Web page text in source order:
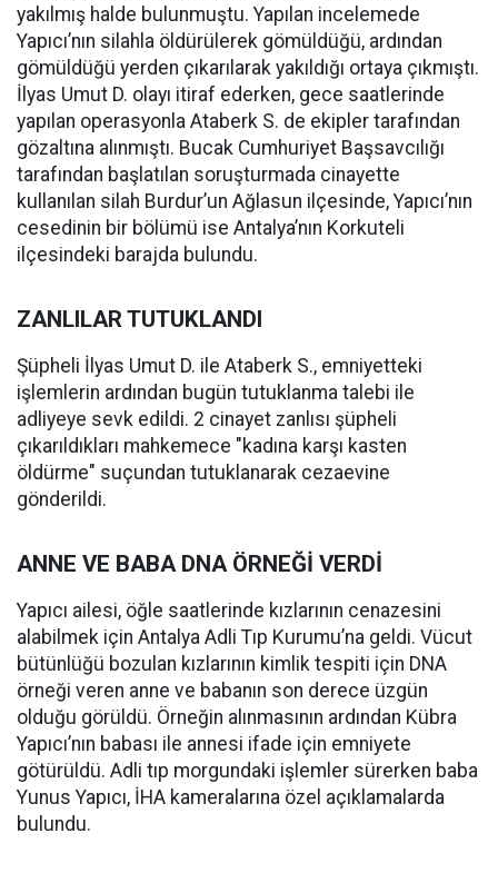
yakılmış halde bulunmuştu. Yapılan incelemede
Yapıcı’nın silahla öldürülerek gömüldüğü, ardından
gömüldüğü yerden çıkarılarak yakıldığı ortaya çıkmıştı.
İlyas Umut D. olayı itiraf ederken, gece saatlerinde
yapılan operasyonla Ataberk S. de ekipler tarafından
gözaltına alınmıştı. Bucak Cumhuriyet Başsavcılığı
tarafından başlatılan soruşturmada cinayette
kullanılan silah Burdur’un Ağlasun ilçesinde, Yapıcı’nın
cesedinin bir bölümü ise Antalya’nın Korkuteli
ilçesindeki barajda bulundu.
ZANLILAR TUTUKLANDI
Şüpheli İlyas Umut D. ile Ataberk S., emniyetteki
işlemlerin ardından bugün tutuklanma talebi ile
adliyeye sevk edildi. 2 cinayet zanlısı şüpheli
çıkarıldıkları mahkemece "kadına karşı kasten
öldürme" suçundan tutuklanarak cezaevine
gönderildi.
ANNE VE BABA DNA ÖRNEĞİ VERDİ
Yapıcı ailesi, öğle saatlerinde kızlarının cenazesini
alabilmek için Antalya Adli Tıp Kurumu’na geldi. Vücut
bütünlüğü bozulan kızlarının kimlik tespiti için DNA
örneği veren anne ve babanın son derece üzgün
olduğu görüldü. Örneğin alınmasının ardından Kübra
Yapıcı’nın babası ile annesi ifade için emniyete
götürüldü. Adli tıp morgundaki işlemler sürerken baba
Yunus Yapıcı, İHA kameralarına özel açıklamalarda
bulundu.